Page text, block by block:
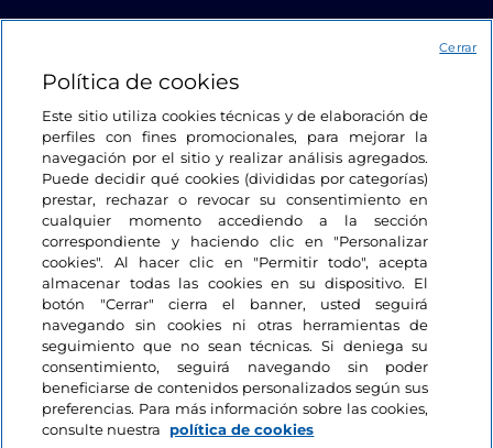
Acceso
Estamos en contacto
Política de cookies
Este sitio utiliza cookies técnicas y de elaboración de
perfiles con fines promocionales, para mejorar la
navegación por el sitio y realizar análisis agregados.
Puede decidir qué cookies (divididas por categorías)
prestar, rechazar o revocar su consentimiento en
cualquier momento accediendo a la sección
correspondiente y haciendo clic en "Personalizar
cookies". Al hacer clic en "Permitir todo", acepta
almacenar todas las cookies en su dispositivo. El
botón "Cerrar" cierra el banner, usted seguirá
navegando sin cookies ni otras herramientas de
seguimiento que no sean técnicas. Si deniega su
consentimiento, seguirá navegando sin poder
beneficiarse de contenidos personalizados según sus
preferencias. Para más información sobre las cookies,
consulte nuestra
política de cookies
Cerrar